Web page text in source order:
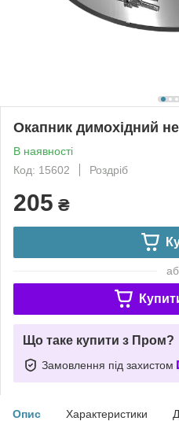
Окапник димохідний
В наявності
Код: 15602
Роздріб
205 ₴
Що таке купити з Пром?
Замовлення під захистом
Опис Характеристики